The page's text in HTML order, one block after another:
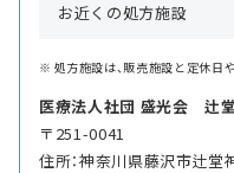
お近くの処方施設
処方施設は、販売施設と定休日
医療法人社団 盛光会 辻
〒251-0041
住所：神奈川県藤沢市辻